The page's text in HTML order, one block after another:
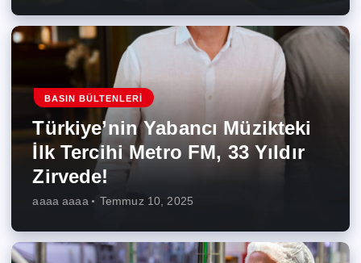
BASIN BÜLTENLERI
Türkiye’nin Yabancı Müzikteki
İlk Tercihi Metro FM, 33 Yıldır
Zirvede!
aaaa aaaa Temmuz 10, 2025